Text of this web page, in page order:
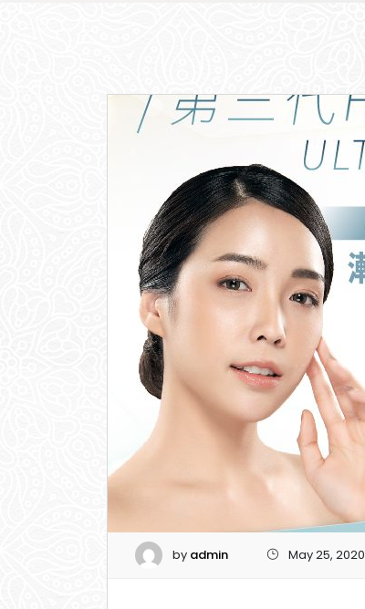
by admin May 25, 2020